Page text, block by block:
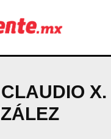
fortalecen
CLAUDIO X.